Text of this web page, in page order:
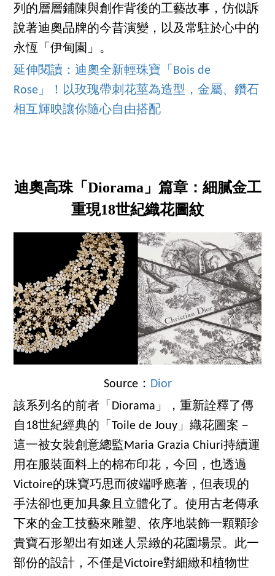
列的層層鋪陳與創作背後的工藝故事，仿似訴
說著迪奧品牌的今昔演變，以及常駐於心中的
永恆「伊甸園」。
延伸閱讀：迪奧全新輕珠寶「Bois de
Rose」！以玫瑰帶刺花莖為造型，金屬、鑽石
相互輝映讓你隨心自由搭配
迪奧高珠「Diorama」篇章：細膩金工
重現18世紀織花圖紋
Source： Dior
該系列名的前者「Diorama」，重新詮釋了傳
自18世紀經典的「Toile de Jouy」織花圖案－
這一被女裝創意總監Maria Grazia Chiuri持續運
用在服裝面料上的棉布印花，今回，也透過
Victoire的珠寶巧思而彼端呼應著，但表現的
手法卻也更加具象且立體化了。使用古老傳承
下來的金工技藝來雕塑、依序地裝飾一顆顆珍
貴寶石形塑出有如迷人景緻的花園場景。此一
部份的設計，不僅是Victoire對細緻和植物世